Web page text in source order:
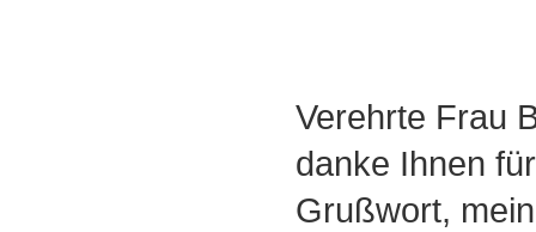
Verehrte Frau
danke Ihnen
Grußwort,